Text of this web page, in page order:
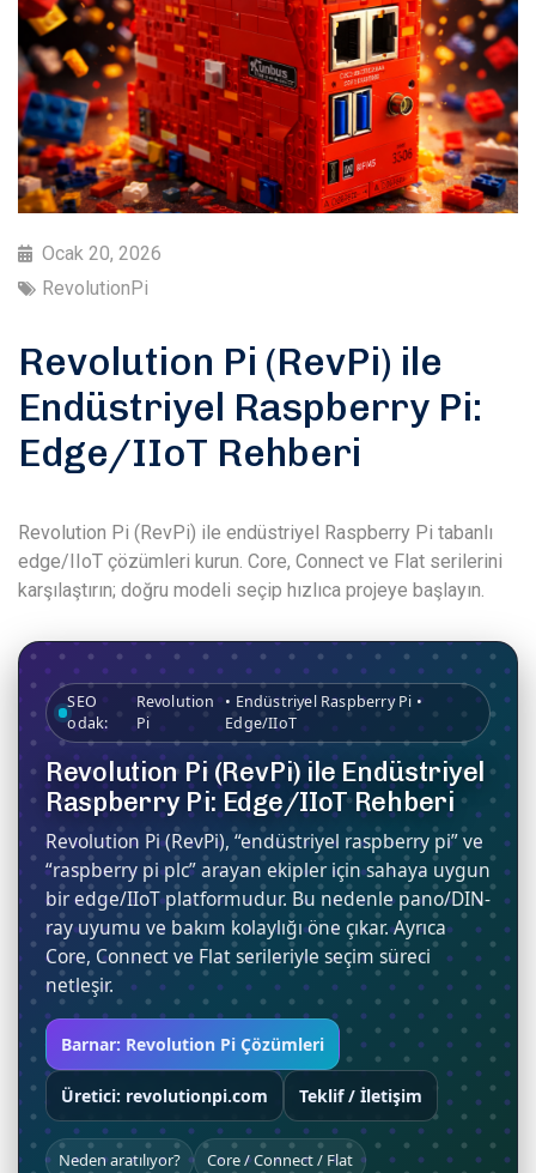
Ocak 20, 2026
RevolutionPi
Revolution Pi (RevPi) ile
Endüstriyel Raspberry Pi:
Edge/IIoT Rehberi
Revolution Pi (RevPi) ile endüstriyel Raspberry Pi tabanlı
edge/IIoT çözümleri kurun. Core, Connect ve Flat serilerini
karşılaştırın; doğru modeli seçip hızlıca projeye başlayın.
SEO
odak:
Revolution
Pi
• Endüstriyel Raspberry Pi •
Edge/IIoT
Revolution Pi (RevPi) ile Endüstriyel
Raspberry Pi: Edge/IIoT Rehberi
Revolution Pi (RevPi), “endüstriyel raspberry pi” ve
“raspberry pi plc” arayan ekipler için sahaya uygun
bir edge/IIoT platformudur. Bu nedenle pano/DIN-
ray uyumu ve bakım kolaylığı öne çıkar. Ayrıca
Core, Connect ve Flat serileriyle seçim süreci
netleşir.
Barnar: Revolution Pi Çözümleri
Üretici: revolutionpi.com Teklif / İletişim
Neden aratılıyor? Core / Connect / Flat